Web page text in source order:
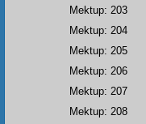
Mektup: 203
Mektup: 204
Mektup: 205
Mektup: 206
Mektup: 207
Mektup: 208